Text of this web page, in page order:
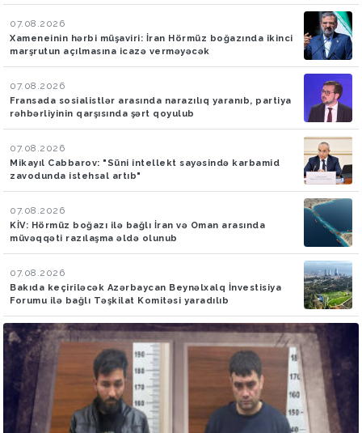
07.08.2026
Xameneinin hərbi müşaviri: İran Hörmüz boğazında ikinci
marşrutun açılmasına icazə verməyəcək
07.08.2026
Fransada sosialistlər arasında narazılıq yaranıb, partiya
rəhbərliyinin qarşısında şərt qoyulub
07.08.2026
Mikayıl Cabbarov: "Süni intellekt sayəsində karbamid
zavodunda istehsal artıb"
07.08.2026
KİV: Hörmüz boğazı ilə bağlı İran və Oman arasında
müvəqqəti razılaşma əldə olunub
07.08.2026
Bakıda keçiriləcək Azərbaycan Beynəlxalq İnvestisiya
Forumu ilə bağlı Təşkilat Komitəsi yaradılıb